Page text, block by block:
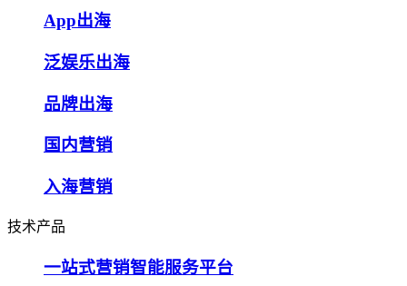
App出海
泛娱乐出海
品牌出海
国内营销
入海营销
技术产品
一站式营销智能服务平台